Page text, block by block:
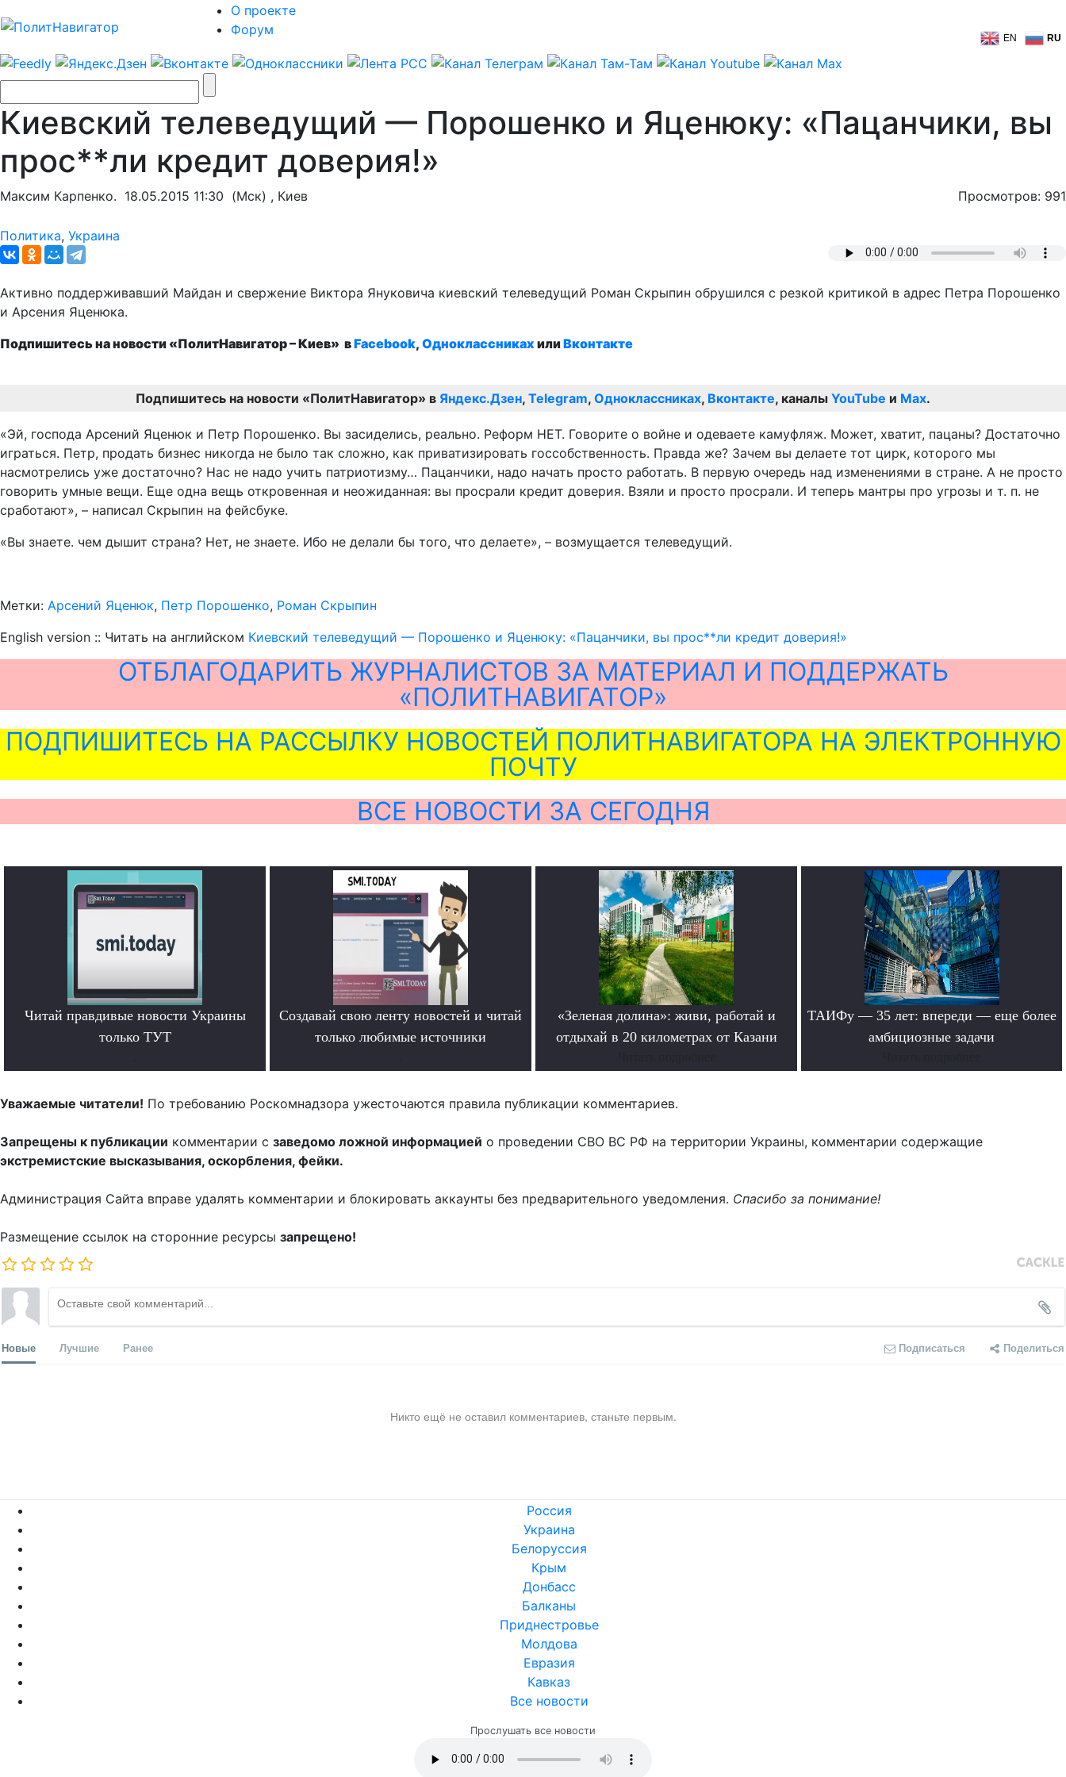
О проекте
Форум
EN RU
Киевский телеведущий — Порошенко и Яценюку: «Пацанчики, вы
прос**ли кредит доверия!»
Максим Карпенко. 18.05.2015 11:30 (Мск) , Киев Просмотров: 991
Политика, Украина
Активно поддерживавший Майдан и свержение Виктора Януковича киевский телеведущий Роман Скрыпин обрушился с резкой критикой в адрес Петра Порошенко
и Арсения Яценюка.
Подпишитесь на новости «ПолитНавигатор – Киев» вFacebook, Одноклассниках илиВконтакте
Подпишитесь на новости «ПолитНавигатор» в Яндекс.Дзен, Telegram, Одноклассниках, Вконтакте, каналы YouTube и Max.
«Эй, господа Арсений Яценюк и Петр Порошенко. Вы засиделись, реально. Реформ НЕТ. Говорите о войне и одеваете камуфляж. Может, хватит, пацаны? Достаточно
играться. Петр, продать бизнес никогда не было так сложно, как приватизировать госсобственность. Правда же? Зачем вы делаете тот цирк, которого мы
насмотрелись уже достаточно? Нас не надо учить патриотизму… Пацанчики, надо начать просто работать. В первую очередь над изменениями в стране. А не просто
говорить умные вещи. Еще одна вещь откровенная и неожиданная: вы просрали кредит доверия. Взяли и просто просрали. И теперь мантры про угрозы и т. п. не
сработают», – написал Скрыпин на фейсбуке.
«Вы знаете. чем дышит страна? Нет, не знаете. Ибо не делали бы того, что делаете», – возмущается телеведущий.
Метки: Арсений Яценюк, Петр Порошенко, Роман Скрыпин
English version :: Читать на английском Киевский телеведущий — Порошенко и Яценюку: «Пацанчики, вы прос**ли кредит доверия!»
ОТБЛАГОДАРИТЬ ЖУРНАЛИСТОВ ЗА МАТЕРИАЛ И ПОДДЕРЖАТЬ
«ПОЛИТНАВИГАТОР»
ПОДПИШИТЕСЬ НА РАССЫЛКУ НОВОСТЕЙ ПОЛИТНАВИГАТОРА НА ЭЛЕКТРОННУЮ
ПОЧТУ
ВСЕ НОВОСТИ ЗА СЕГОДНЯ
Читай правдивые новости Украины
только ТУТ
Создавай свою ленту новостей и читай
только любимые источники
«Зеленая долина»: живи, работай и
отдыхай в 20 километрах от Казани
ТАИФу — 35 лет: впереди — еще более
амбициозные задачи
Уважаемые читатели! По требованию Роскомнадзора ужесточаются правила публикации комментариев.
Запрещены к публикации комментарии с заведомо ложной информацией о проведении СВО ВС РФ на территории Украины, комментарии содержащие
экстремистские высказывания, оскорбления, фейки.
Администрация Сайта вправе удалять комментарии и блокировать аккаунты без предварительного уведомления. Спасибо за понимание!
Размещение ссылок на сторонние ресурсы запрещено!
Новые Лучшие Ранее Подписаться Поделиться
Никто ещё не оставил комментариев, станьте первым.
Россия
Украина
Белоруссия
Крым
Донбасс
Балканы
Приднестровье
Молдова
Евразия
Кавказ
Все новости
Прослушать все новости